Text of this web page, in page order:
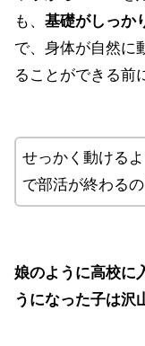
も、 基礎がしっか
で、身体が自然に
ることができる前
せっかく動ける
で部活が終わる
娘のように高校に
うになった子は沢